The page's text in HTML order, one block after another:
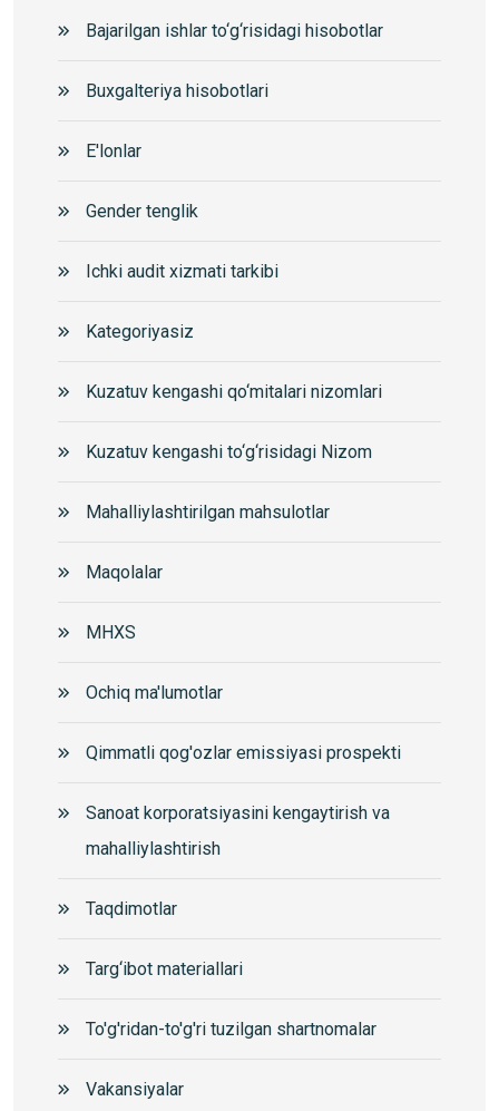
Bajarilgan ishlar to‘g‘risidagi hisobotlar
Buxgalteriya hisobotlari
E'lonlar
Gender tenglik
Ichki audit xizmati tarkibi
Kategoriyasiz
Kuzatuv kengashi qo‘mitalari nizomlari
Kuzatuv kengashi to‘g‘risidagi Nizom
Mahalliylashtirilgan mahsulotlar
Maqolalar
MHXS
Ochiq ma'lumotlar
Qimmatli qog'ozlar emissiyasi prospekti
Sanoat korporatsiyasini kengaytirish va
mahalliylashtirish
Taqdimotlar
Targ‘ibot materiallari
To'g'ridan-to'g'ri tuzilgan shartnomalar
Vakansiyalar